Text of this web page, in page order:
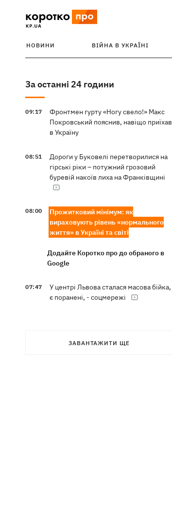
НОВИНИ ВІЙНА В УКРАЇНІ
За останні 24 години
09:17
Фронтмен гурту «Ногу свело!» Макс
Покровський пояснив, навіщо приїхав
в Україну
08:51
Дороги у Буковелі перетворилися на
гірські ріки – потужний грозовий
буревій накоїв лиха на Франківщині
08:00
Прожитковий мінімум: як
вираховують рівень «нормального
життя» в Україні та світі
Додайте Коротко про до обраного в
Google
07:47
У центрі Львова сталася масова бійка,
є поранені, - соцмережі
дитинаЗАВАНТАЖИТИ ЩЕ